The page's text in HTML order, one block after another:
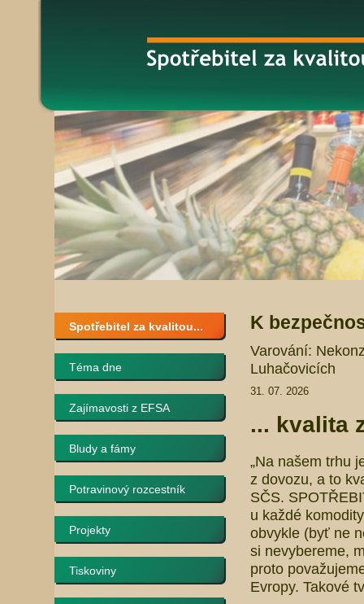
Spotřebitel za kvalitou...
Téma dne
Zajímavosti z EFSA
Bludy a fámy
Potravinový rozcestník
Projekty
Tiskoviny
K
Varování:
Luhačovicích
31. 07. 2026
... kvalita
„Na našem trhu
z dovozu, a to
SČS.
u každé
obvykle (byť ne
si nevybereme,
proto
Evropy. Takové